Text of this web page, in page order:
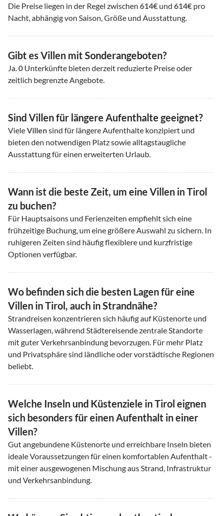
Die Preise liegen in der Regel zwischen 614€ und 614€ pro
Nacht, abhängig von Saison, Größe und Ausstattung.
Gibt es Villen mit Sonderangeboten?
Ja.0 Unterkünfte bieten derzeit reduzierte Preise oder
zeitlich begrenzte Angebote.
Sind Villen für längere Aufenthalte geeignet?
VieleVillensind für längere Aufenthalte konzipiert und
bieten den notwendigen Platz sowie alltagstaugliche
Ausstattung für einen erweiterten Urlaub.
Wann ist die beste Zeit, um eine Villen in Tirol
zu buchen?
Für Hauptsaisons und Ferienzeiten empfiehlt sich eine
frühzeitige Buchung, um eine größere Auswahl zu sichern. In
ruhigeren Zeiten sind häufig flexiblere und kurzfristige
Optionen verfügbar.
Wo befinden sich die besten Lagen für eine
Villen in Tirol, auch in Strandnähe?
Strandreisen konzentrieren sich häufig auf Küstenorte und
Wasserlagen, während Städtereisende zentrale Standorte
mit guter Verkehrsanbindung bevorzugen. Für mehr Platz
und Privatsphäre sind ländliche oder vorstädtische Regionen
beliebt.
Welche Inseln und Küstenziele in Tirol eignen
sich besonders für einen Aufenthalt in einer
Villen?
Gut angebundene Küstenorte und erreichbare Inseln bieten
ideale Voraussetzungen für einen komfortablen Aufenthalt -
mit einer ausgewogenen Mischung aus Strand, Infrastruktur
und Verkehrsanbindung.